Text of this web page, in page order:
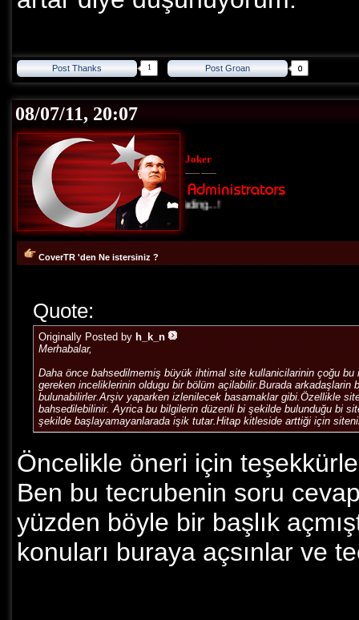
Post Thanks 1 Post Groan
08/07/11, 20:07
Joker
Loading...!
CoverTR 'den Ne istersiniz ?
Quote:
Originally Posted by h_k_n
Merhabalar,
Daha önce bahsedilmemiş büyük ihtimal site kullanicilarinin çoğu
gereken inceliklerinin oldugu bir bölüm açilabilir.Burada
bulunabilirler.Arşiv yaparken izlenilecek basamaklar gibi.Özellikle
bahsedilebilinir. Ayrica bu bilgilerin düzenli bi şekilde bulunduğu bi
şekilde başlayamayanlarada işik tutar.Hitap kitleside arttiği için
Öncelikle öneri için
Ben bu tecrubenin soru
yüzden böyle bir başlık
konuları buraya açsınlar ve